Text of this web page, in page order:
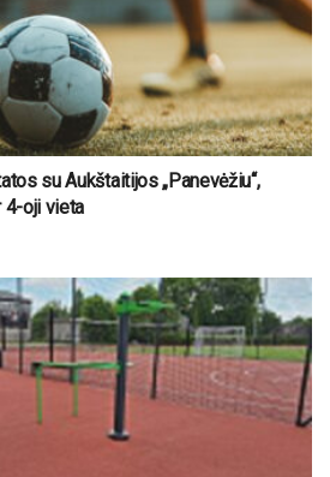
su Aukštaitijos „Panevėžiu“,
4-oji vieta